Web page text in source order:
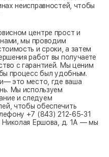
неисправностей, чтобы
центре прост и
нами, мы проводим
и сроки, а затем
работ вы получаете
с гарантией. Мы ценим
процесс был удобным.
это место, где ваша
Мы используем
и следуем
чтобы обеспечить
+7 (843) 212-65-31
Николая Ершова, д. 1А — мы